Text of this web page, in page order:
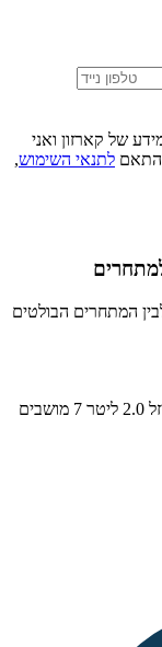
של קארזון ואני
לתנאי השימוש,
רמות הגימור של סאנגיונג רקסטון 2015 לבין המתחרים הבולטים
לסאנגיונג רקסטון יש רמת גימור אחת EX 4X4 דיזל 2.0 ליטר 7 מושבים